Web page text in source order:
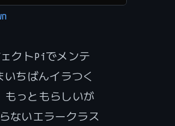
クトPiでメンテ
ちばんイラつく
っともらしいが
ないエラークラス